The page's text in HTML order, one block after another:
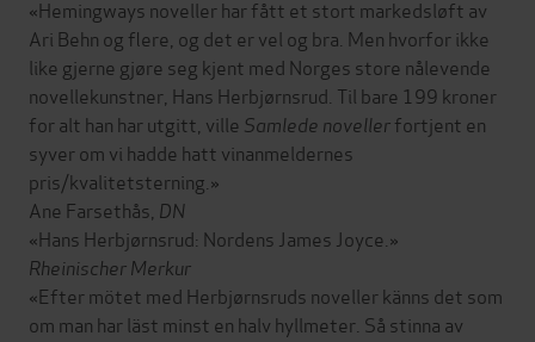
«Hemingways noveller har fått et stort markedsløft av
Ari Behn og flere, og det er vel og bra. Men hvorfor ikke
like gjerne gjøre seg kjent med Norges store nålevende
novellekunstner, Hans Herbjørnsrud. Til bare 199 kroner
for alt han har utgitt, ville Samlede novellerfortjent en
syver om vi hadde hatt vinanmeldernes
pris/kvalitetsterning.»
Ane Farsethås, DN
«Hans Herbjørnsrud: Nordens James Joyce.»
Rheinischer Merkur
«Efter mötet med Herbjørnsruds noveller känns det som
om man har läst minst en halv hyllmeter. Så stinna av